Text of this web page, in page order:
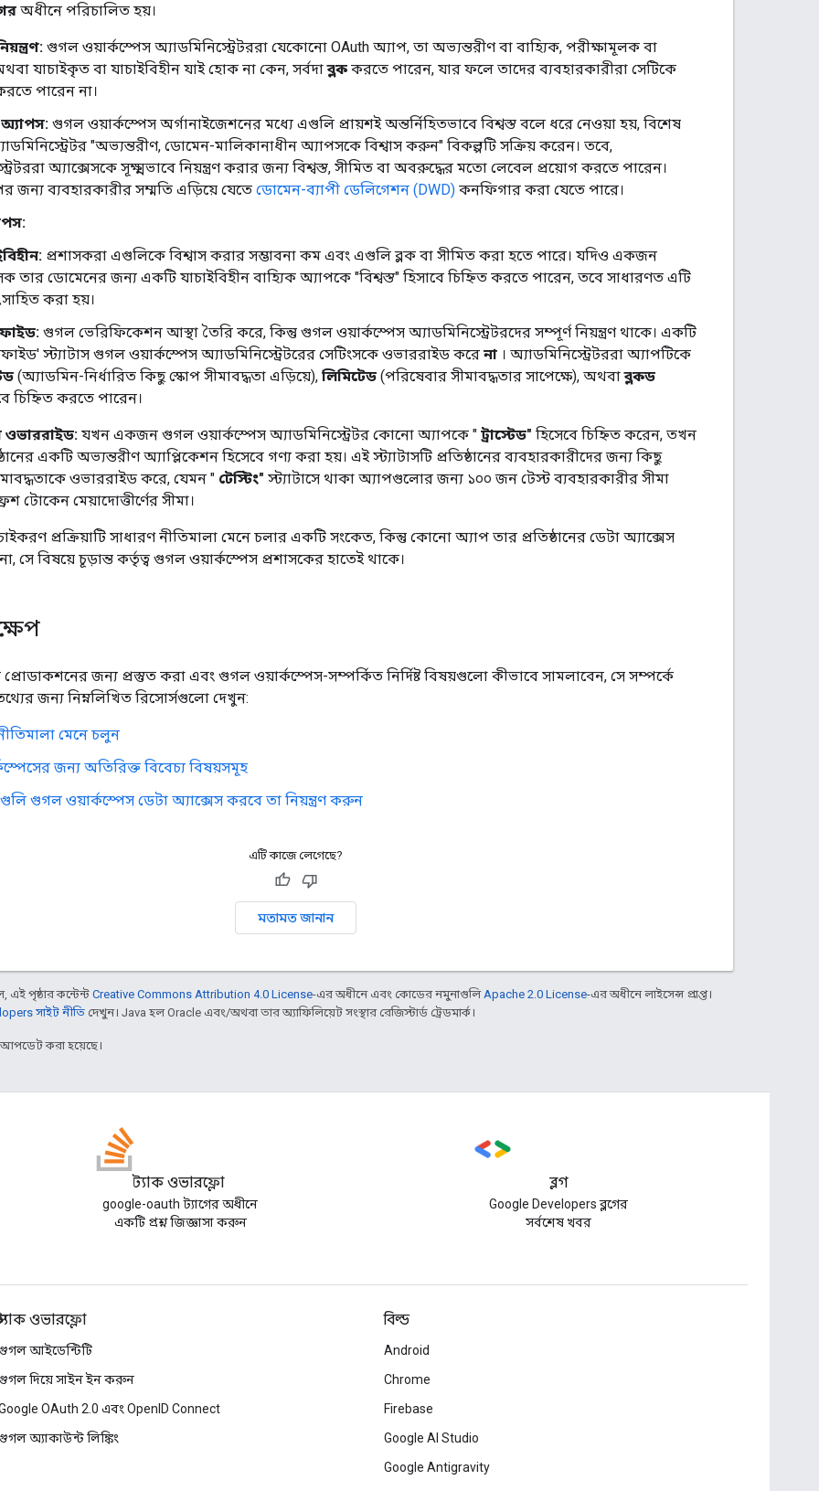
অধীনে পরিচালিত হয়।
গুগল ওয়ার্কস্পেস অ্যাডমিনিস্ট্রেটররা যেকোনো OAuth অ্যাপ, তা অভ্যন্তরীণ বা বাহ্যিক, পরীক্ষামূলক বা
যাচাইকৃত বা যাচাইবিহীন যাই হোক না কেন, সর্বদাব্লক করতে পারেন, যার ফলে তাদের ব্যবহারকারীরা সেটিকে
পারেন না।
অ্যাপস: গুগল ওয়ার্কস্পেস অর্গানাইজেশনের মধ্যে এগুলি প্রায়শই অন্তর্নিহিতভাবে বিশ্বস্ত বলে ধরে নেওয়া হয়, বিশেষ
"অভ্যন্তরীণ, ডোমেন-মালিকানাধীন অ্যাপসকে বিশ্বাস করুন" বিকল্পটি সক্রিয় করেন। তবে,
অ্যাক্সেসকে সূক্ষ্মভাবে নিয়ন্ত্রণ করার জন্য বিশ্বস্ত, সীমিত বা অবরুদ্ধের মতো লেবেল প্রয়োগ করতে পারেন।
জন্য ব্যবহারকারীর সম্মতি এড়িয়ে যেতে ডোমেন-ব্যাপী ডেলিগেশন (DWD) কনফিগার করা যেতে পারে।
প্রশাসকরা এগুলিকে বিশ্বাস করার সম্ভাবনা কম এবং এগুলি ব্লক বা সীমিত করা হতে পারে। যদিও একজন
তার ডোমেনের জন্য একটি যাচাইবিহীন বাহ্যিক অ্যাপকে "বিশ্বস্ত" হিসাবে চিহ্নিত করতে পারেন, তবে সাধারণত এটি
করা হয়।
গুগল ভেরিফিকেশন আস্থা তৈরি করে, কিন্তু গুগল ওয়ার্কস্পেস অ্যাডমিনিস্ট্রেটরদের সম্পূর্ণ নিয়ন্ত্রণ থাকে। একটি
স্ট্যাটাস গুগল ওয়ার্কস্পেস অ্যাডমিনিস্ট্রেটরের সেটিংসকে ওভাররাইড করে না । অ্যাডমিনিস্ট্রেটররা অ্যাপটিকে
(অ্যাডমিন-নির্ধারিত কিছু স্কোপ সীমাবদ্ধতা এড়িয়ে), লিমিটেড (পরিষেবার সীমাবদ্ধতার সাপেক্ষে), অথবাব্লকড
চিহ্নিত করতে পারেন।
ওভাররাইড: যখন একজন গুগল ওয়ার্কস্পেস অ্যাডমিনিস্ট্রেটর কোনো অ্যাপকে " ট্রাস্টেড" হিসেবে চিহ্নিত করেন, তখন
একটি অভ্যন্তরীণ অ্যাপ্লিকেশন হিসেবে গণ্য করা হয়। এই স্ট্যাটাসটি প্রতিষ্ঠানের ব্যবহারকারীদের জন্য কিছু
ওভাররাইড করে, যেমন " টেস্টিং" স্ট্যাটাসে থাকা অ্যাপগুলোর জন্য ১০০ জন টেস্ট ব্যবহারকারীর সীমা
টোকেন মেয়াদোত্তীর্ণের সীমা।
প্রক্রিয়াটি সাধারণ নীতিমালা মেনে চলার একটি সংকেত, কিন্তু কোনো অ্যাপ তার প্রতিষ্ঠানের ডেটা অ্যাক্সেস
সে বিষয়ে চূড়ান্ত কর্তৃত্ব গুগল ওয়ার্কস্পেস প্রশাসকের হাতেই থাকে।
জন্য প্রস্তুত করা এবং গুগল ওয়ার্কস্পেস-সম্পর্কিত নির্দিষ্ট বিষয়গুলো কীভাবে সামলাবেন, সে সম্পর্কে
জন্য নিম্নলিখিত রিসোর্সগুলো দেখুন:
মেনে চলুন
জন্য অতিরিক্ত বিবেচ্য বিষয়সমূহ
গুগল ওয়ার্কস্পেস ডেটা অ্যাক্সেস করবে তা নিয়ন্ত্রণ করুন
এটি কাজে লেগেছে?
মতামত জানান
এই পৃষ্ঠার কন্টেন্টCreative Commons Attribution 4.0 License-এর অধীনে এবং কোডের নমুনাগুলি Apache 2.0 License-এর অধীনে লাইসেন্স প্রাপ্ত।
সাইট নীতি দেখুন। Java হল Oracle এবং/অথবা তার অ্যাফিলিয়েট সংস্থার রেজিস্টার্ড ট্রেডমার্ক।
আপডেট করা হয়েছে।
স্ট্যাক ওভারফ্লো
google-oauth ট্যাগের অধীনে
একটি প্রশ্ন জিজ্ঞাসা করুন
ব্লগ
Google Developers ব্লগের
সর্বশেষ খবর
ওভারফ্লো
আইডেন্টিটি
দিয়ে সাইন ইন করুন
OAuth 2.0 এবং OpenID Connect
অ্যাকাউন্ট লিঙ্কিং
বিল্ড
Android
Chrome
Firebase
Google AI Studio
Google Antigravity